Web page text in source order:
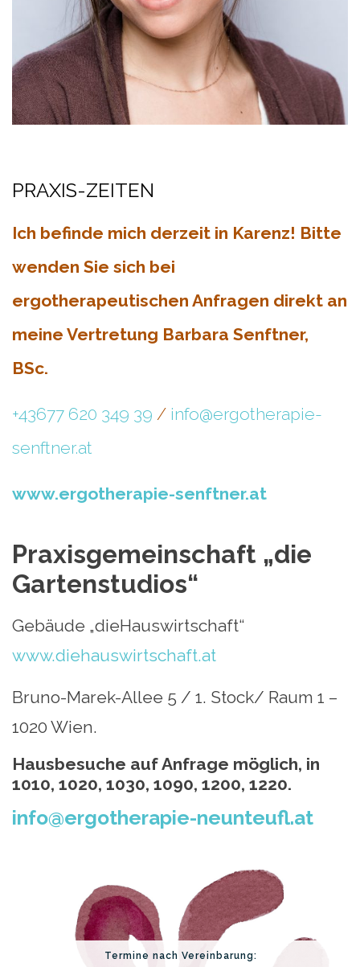
PRAXIS-ZEITEN
Ich befinde mich derzeit in Karenz! Bitte
wenden Sie sich bei
ergotherapeutischen Anfragen direkt an
meine Vertretung Barbara Senftner,
BSc.
+43677 620 349 39 / info@ergotherapie-
senftner.at
www.ergotherapie-senftner.at
Praxisgemeinschaft „die
Gartenstudios“
Gebäude „dieHauswirtschaft“
www.diehauswirtschaft.at
Bruno-Marek-Allee 5 / 1. Stock/ Raum 1 –
1020 Wien.
Hausbesuche auf Anfrage möglich, in
1010, 1020, 1030, 1090, 1200, 1220.
info@ergotherapie-neunteufl.at
Termine nach Vereinbarung: